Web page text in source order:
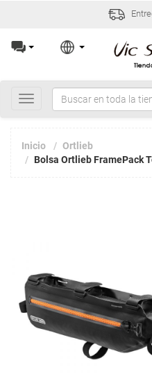
Toggle
navigation
Inicio
Ortlieb
Bolsa Ortlieb FramePack